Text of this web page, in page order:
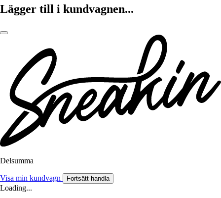
Lägger till i kundvagnen...
Delsumma
Visa min kundvagn Fortsätt handla
Loading...